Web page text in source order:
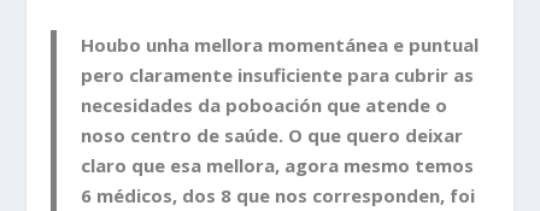
Houbo unha mellora momentánea e puntual
pero claramente insuficiente para cubrir as
necesidades da poboación que atende o
noso centro de saúde. O que quero deixar
claro que esa mellora, agora mesmo temos
6 médicos, dos 8 que nos corresponden, foi